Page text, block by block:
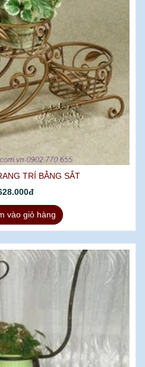
TRÍ BẰNG SẮT
vào giỏ hàng